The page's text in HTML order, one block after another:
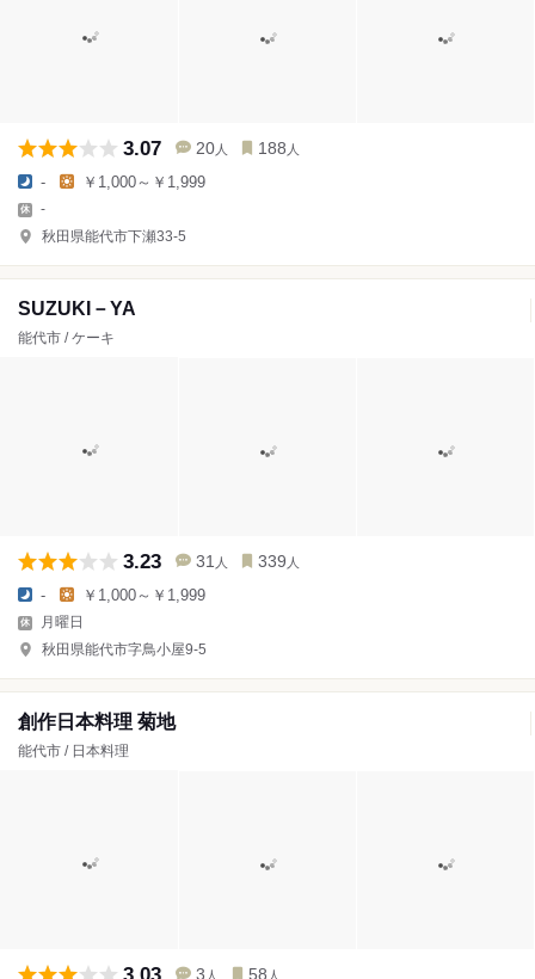
3.07 20 人 188 人
- ￥1,000～￥1,999
-
秋田県能代市下瀬33-5
SUZUKI－YA
能代市 / ケーキ
3.23 31 人 339 人
- ￥1,000～￥1,999
月曜日
秋田県能代市字鳥小屋9-5
創作日本料理 菊地
能代市 / 日本料理
3 人 58 人